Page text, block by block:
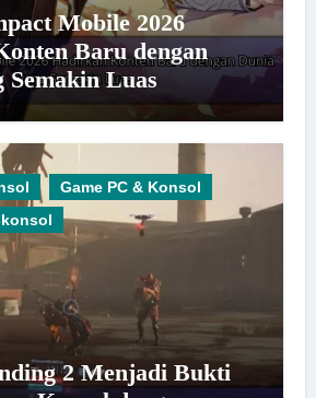
Mobile 2026
Baru dengan
Semakin Luas
Game PC & Konsol
2 Menjadi Bukti